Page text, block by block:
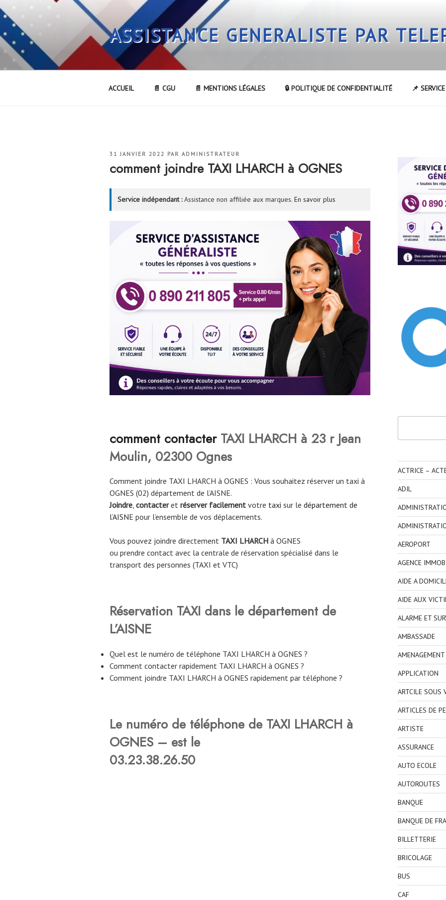
Aller
au
contenu
principal
ASSISTANCE GENERALISTE PAR
ACCUEIL 📄 CGU 📄 MENTIONS LÉGALES 🔒 POLITIQUE DE CONFIDENTIALITÉ 📌
PUBLIÉ
31 JANVIER 2022 PAR ADMINISTRATEUR
comment joindre TAXI LHARCH à OGNES
Service indépendant :Assistance non affiliée aux marques. En savoir plus
comment contacterTAXI LHARCH à 23 r Jean
Moulin, 02300 Ognes
Comment joindre TAXI LHARCH à OGNES : Vous souhaitez réserver un taxi à
OGNES (02) département de l’AISNE.
Joindre, contacteret réserver facilement votre taxi sur le département de
l’AISNE pour l’ensemble de vos déplacements.
Vous pouvez joindre directement TAXI LHARCH à OGNES
ou prendre contact avec la centrale de réservation spécialisé dans le
transport des personnes (TAXI et VTC)
Réservation TAXI dans le département de
L’AISNE
Quel est le numéro de téléphone TAXI LHARCH à OGNES ?
Comment contacter rapidement TAXI LHARCH à OGNES ?
Comment joindre TAXI LHARCH à OGNES rapidement par téléphone ?
Le numéro de téléphone de TAXI LHARCH à
OGNES – est le
03.23.38.26.50
ACTRICE –
ADIL
AEROPORT
AGENCE
AIDE A
AIDE AUX
ALARME ET
AMBASSADE
APPLICATION
ARTCILE SOUS
ARTICLES DE
ARTISTE
ASSURANCE
AUTO ECOLE
AUTOROUTES
BANQUE
BANQUE DE
BILLETTERIE
BRICOLAGE
BUS
CAF